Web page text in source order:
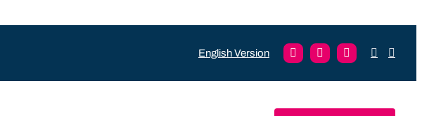
English Version